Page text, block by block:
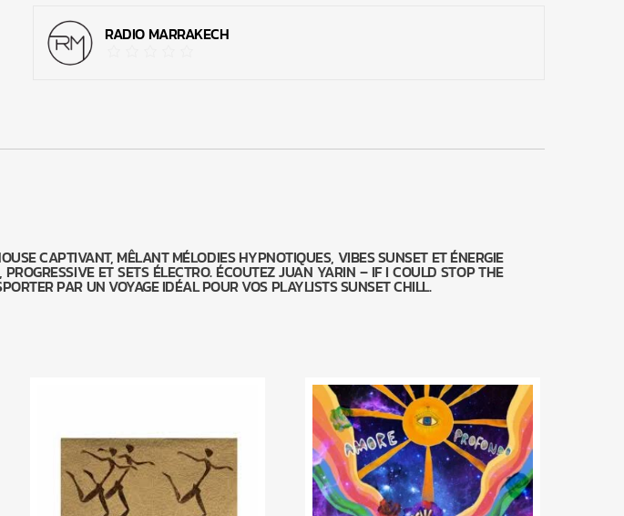
RADIO MARRAKECH
CAPTIVANT, MÊLANT MÉLODIES HYPNOTIQUES, VIBES SUNSET ET ÉNERGIE
ET SETS ÉLECTRO. ÉCOUTEZ JUAN YARIN – IF I COULD STOP THE
PAR UN VOYAGE IDÉAL POUR VOS PLAYLISTS SUNSET CHILL.